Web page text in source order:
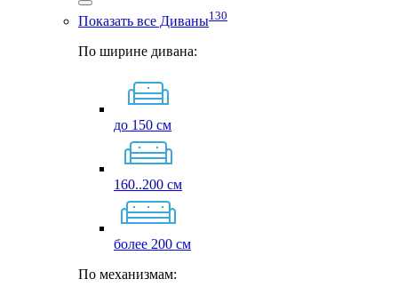
Показать все Диваны130
По ширине дивана:
до 150 см
160..200 см
более 200 см
По механизмам: